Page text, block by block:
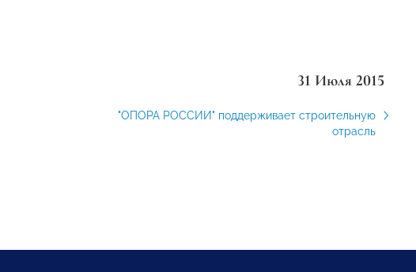
31 Июля 2015
"ОПОРА РОССИИ" поддерживает строительную
отрасль